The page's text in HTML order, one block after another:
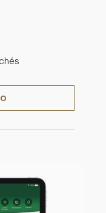
de présentation de